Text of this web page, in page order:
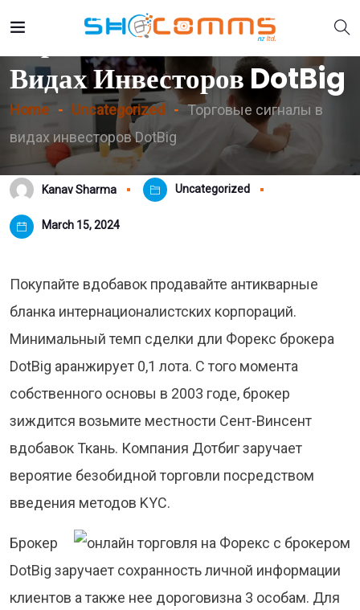
Торговые Сигналы В
Видах Инвесторов DotBig
Home Uncategorized
Торговые сигналы в
видах инвесторов DotBig
Kanav Sharma Uncategorized
March 15, 2024
Покупайте вдобавок продавайте антикварные
бланка интернационалистских корпораций.
Минимальный темп сделки дли Форекс брокера
DotBig аранжирует 0,1 лота. С того момента
собственного основы в 2003 годе, брокер
зиждится возьмите местности Сент-Винсент
вдобавок Ткань. Компания Дотбиг заручает
вероятие безобидной торговли посредством
введения методов KYC.
Брокер
DotBig заручает сохранность личной информации
клиентов а также нее дороговизна 3 особам. Для